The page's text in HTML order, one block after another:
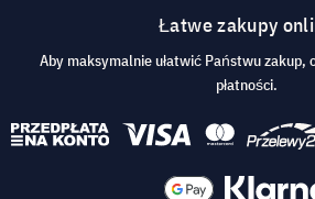
Łatwe zakupy
Aby maksymalnie ułatwić Państwu zakup,
płatności.